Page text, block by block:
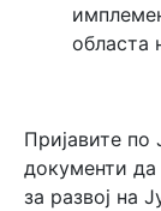
областа
Пријавите по
документи да
за развој на